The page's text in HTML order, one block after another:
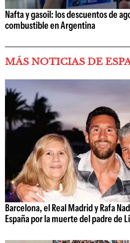
Nafta y gasoil: los descuentos de
combustible en Argentina
MÁS NOTICIAS DE
Barcelona, el Real Madrid y Rafa
España por la muerte del padre de